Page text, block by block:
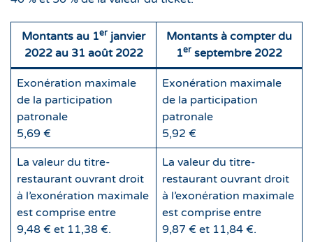
Montants au 1er janvier
2022 au 31 août 2022
Montants à compter du
1er septembre 2022
Exonération maximale
de la participation
patronale
5,69 €
Exonération maximale
de la participation
patronale
5,92 €
La valeur du titre-
restaurant ouvrant droit
à l’exonération maximale
est comprise entre
9,48 € et 11,38 €.
La valeur du titre-
restaurant ouvrant droit
à l’exonération maximale
est comprise entre
9,87 € et 11,84 €.